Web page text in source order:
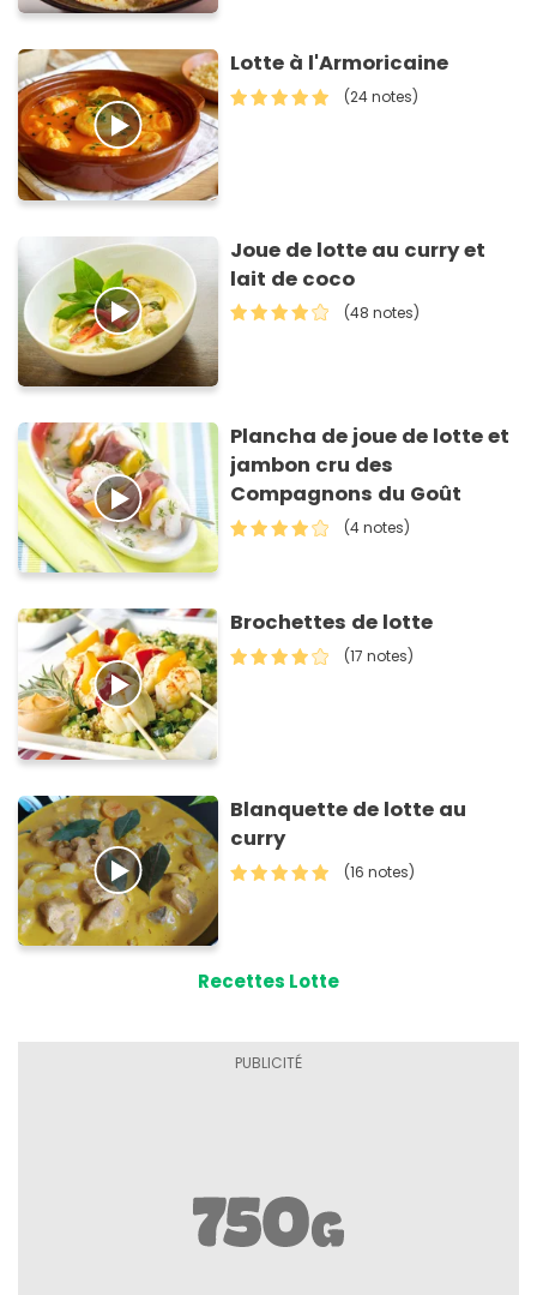
Lotte à l'Armoricaine
(24 notes)
Joue de lotte au curry et
lait de coco
(48 notes)
Plancha de joue de lotte et
jambon cru des
Compagnons du Goût
(4 notes)
Brochettes de lotte
(17 notes)
Blanquette de lotte au
curry
(16 notes)
Recettes Lotte